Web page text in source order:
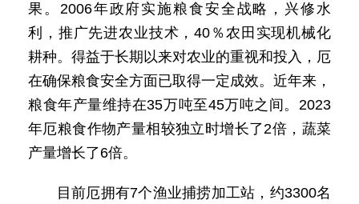
果。2006年政府实施粮食安全战略，兴修水
利，推广先进农业技术，40％农田实现机械化
耕种。得益于长期以来对农业的重视和投入，厄
在确保粮食安全方面已取得一定成效。近年来，
粮食年产量维持在35万吨至45万吨之间。2023
年厄粮食作物产量相较独立时增长了2倍，蔬菜
产量增长了6倍。
目前厄拥有7个渔业捕捞加工站，约3300名